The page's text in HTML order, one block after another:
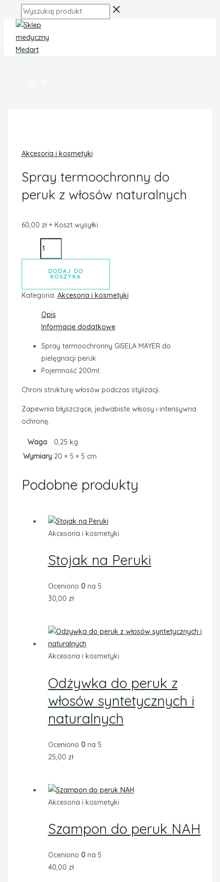
content
Wyszukaj
produkt
MENU
Akcesoria i kosmetyki
Spray termoochronny do
peruk z włosów naturalnych
60,00 zł + Koszt wysyłki
ilość
Spray
termoochronny
do
peruk
DODAJ DO
KOSZYKA
Kategoria: Akcesoria i kosmetyki
Opis
Informacje dodatkowe
Spray termoochronny GISELA MAYER do
pielęgnacji peruk
Pojemność 200ml.
Chroni strukturę włosów podczas stylizacji.
Zapewnia błyszczące, jedwabiste włsosy i intensywna
ochronę.
Waga
0,25 kg
Wymiary 20 × 5 × 5 cm
Podobne produkty
Akcesoria i kosmetyki
Stojak na Peruki
Oceniono 0na 5
30,00 zł
Akcesoria i kosmetyki
Odżywka do peruk z
włosów syntetycznych i
naturalnych
Oceniono 0na 5
25,00 zł
Akcesoria i kosmetyki
Szampon do peruk NAH
Oceniono 0na 5
40,00 zł